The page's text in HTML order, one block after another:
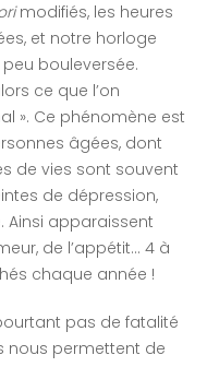
modifiés, les heures
et notre horloge
bouleversée.
ce que l’on
». Ce phénomène est
âgées, dont
de vies sont souvent
de dépression,
Ainsi apparaissent
de l’appétit… 4 à
chaque année !
pas de fatalité
nous permettent de